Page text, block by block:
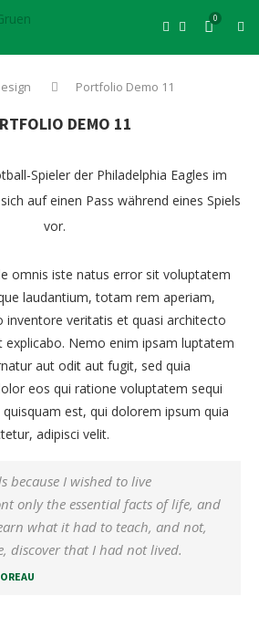
0
Portfolio Demo 11
DEMO 11
omnis iste natus error sit voluptatem
laudantium, totam rem aperiam,
inventore veritatis et quasi architecto
explicabo. Nemo enim ipsam luptatem
aut odit aut fugit, sed quia
eos qui ratione voluptatem sequi
est, qui dolorem ipsum quia
adipisci velit.
because I wished to live
only the essential facts of life, and
what it had to teach, and not,
discover that I had not lived.